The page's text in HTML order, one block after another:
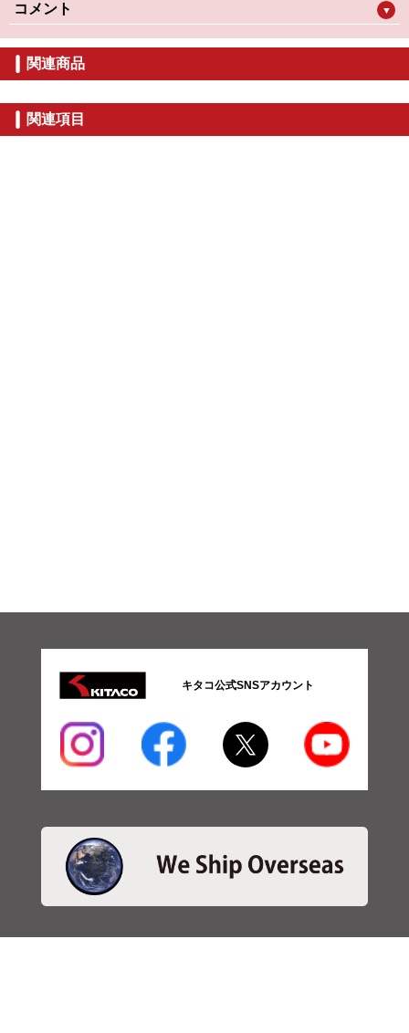
コメント ▼
関連商品
関連項目
キタコ公式SNSアカウント